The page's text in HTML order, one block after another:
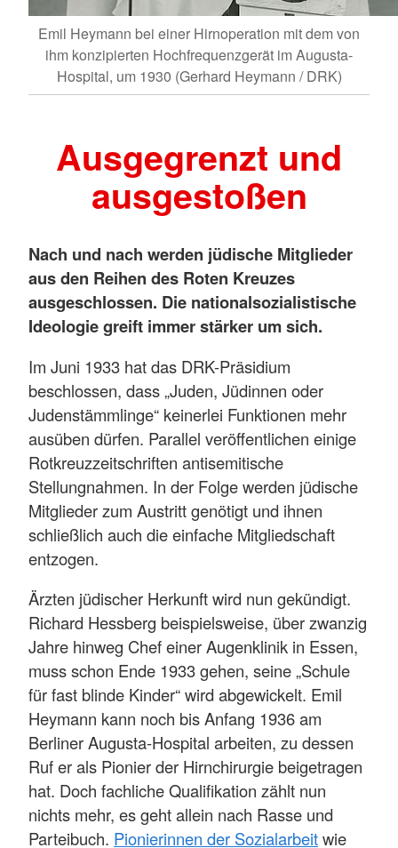
Emil Heymann bei einer Hirnoperation mit dem von
ihm konzipierten Hochfrequenzgerät im Augusta-
Hospital, um 1930 (Gerhard Heymann / DRK)
Ausgegrenzt und
ausgestoßen
Nach und nach werden jüdische Mitglieder
aus den Reihen des Roten Kreuzes
ausgeschlossen. Die nationalsozialistische
Ideologie greift immer stärker um sich.
Im Juni 1933 hat das DRK-Präsidium
beschlossen, dass „Juden, Jüdinnen oder
Judenstämmlinge“ keinerlei Funktionen mehr
ausüben dürfen. Parallel veröffentlichen einige
Rotkreuzzeitschriften antisemitische
Stellungnahmen. In der Folge werden jüdische
Mitglieder zum Austritt genötigt und ihnen
schließlich auch die einfache Mitgliedschaft
entzogen.
Ärzten jüdischer Herkunft wird nun gekündigt.
Richard Hessberg beispielsweise, über zwanzig
Jahre hinweg Chef einer Augenklinik in Essen,
muss schon Ende 1933 gehen, seine „Schule
für fast blinde Kinder“ wird abgewickelt. Emil
Heymann kann noch bis Anfang 1936 am
Berliner Augusta-Hospital arbeiten, zu dessen
Ruf er als Pionier der Hirnchirurgie beigetragen
hat. Doch fachliche Qualifikation zählt nun
nichts mehr, es geht allein nach Rasse und
Parteibuch. Pionierinnen der Sozialarbeitwie